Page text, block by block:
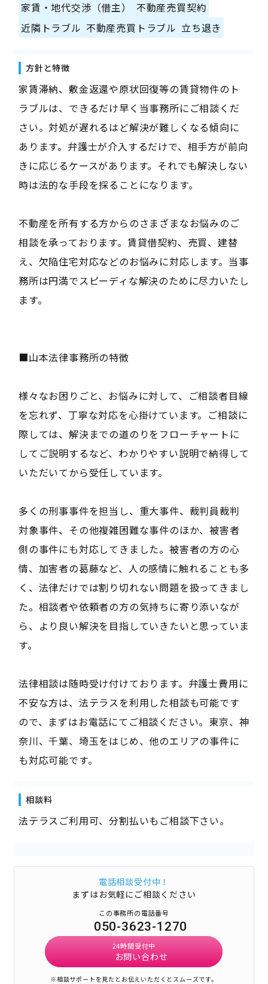
家賃・地代交渉（借主）
不動産売買契約
近隣トラブル 不動産売買トラブル 立ち退き
方針と特徴
家賃滞納、敷金返還や原状回復等の賃貸物件のト
ラブルは、できるだけ早く当事務所にご相談くだ
さい。対処が遅れるはど解決が難しくなる傾向に
あります。弁護士が介入するだけで、相手方が前向
きに応じるケースがあります。それでも解決しない
時は法的な手段を採ることになります。
不動産を所有する方からのさまざまなお悩みのご
相談を承っております。賃貸借契約、売買、建替
え、欠陥住宅対応などのお悩みに対応します。当事
務所は円満でスピーディな解決のために尽力いたし
ます。
■山本法律事務所の特徴
様々なお困りごと、お悩みに対して、ご相談者目線
を忘れず、丁寧な対応を心掛けています。ご相談に
際しては、解決までの道のりをフローチャートに
してご説明するなど、わかりやすい説明で納得して
いただいてから受任しています。
多くの刑事事件を担当し、重大事件、裁判員裁判
対象事件、その他複雑困難な事件のほか、被害者
側の事件にも対応してきました。被害者の方の心
情、加害者の葛藤など、人の感情に触れることも多
く、法律だけでは割り切れない問題を扱ってきまし
た。相談者や依頼者の方の気持ちに寄り添いなが
ら、より良い解決を目指していきたいと思っていま
す。
法律相談は随時受け付けております。弁護士費用に
不安な方は、法テラスを利用した相談も可能です
ので、まずはお電話にてご相談ください。東京、神
奈川、千葉、埼玉をはじめ、他のエリアの事件に
も対応可能です。
相談料
法テラスご利用可、分割払いもご相談下さい。
電話相談受付中！
まずはお気軽にご相談ください
この事務所の電話番号
050-3623-1270
24時間受付中
お問い合わせ
※相談サポートを見たとお伝えいただくとスムーズです。